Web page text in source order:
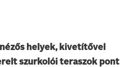
helyek, kivetítővel
szurkolói teraszok pont